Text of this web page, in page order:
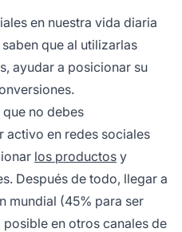
en nuestra vida diaria
que al utilizarlas
ayudar a posicionar su
no debes
activo en redes sociales
los productos y
Después de todo, llegar a
mundial (45% para ser
posible en otros canales de